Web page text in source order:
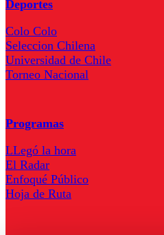
Deportes
Colo Colo
Seleccion Chilena
Universidad de Chile
Torneo Nacional
Programas
LLegó la hora
El Radar
Enfoqué Público
Hoja de Ruta